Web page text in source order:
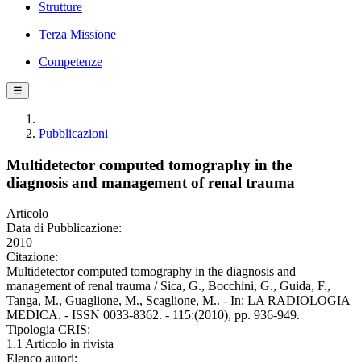
Strutture
Terza Missione
Competenze
☰
Pubblicazioni
Multidetector computed tomography in the
diagnosis and management of renal trauma
Articolo
Data di Pubblicazione:
2010
Citazione:
Multidetector computed tomography in the diagnosis and
management of renal trauma / Sica, G., Bocchini, G., Guida, F.,
Tanga, M., Guaglione, M., Scaglione, M.. - In: LA RADIOLOGIA
MEDICA. - ISSN 0033-8362. - 115:(2010), pp. 936-949.
Tipologia CRIS:
1.1 Articolo in rivista
Elenco autori: